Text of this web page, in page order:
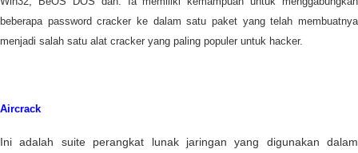
beberapa password cracker ke dalam satu paket yang telah membuatnya
menjadi salah satu alat cracker yang paling populer untuk hacker.
Aircrack
Ini adalah suite perangkat lunak jaringan yang digunakan dalam